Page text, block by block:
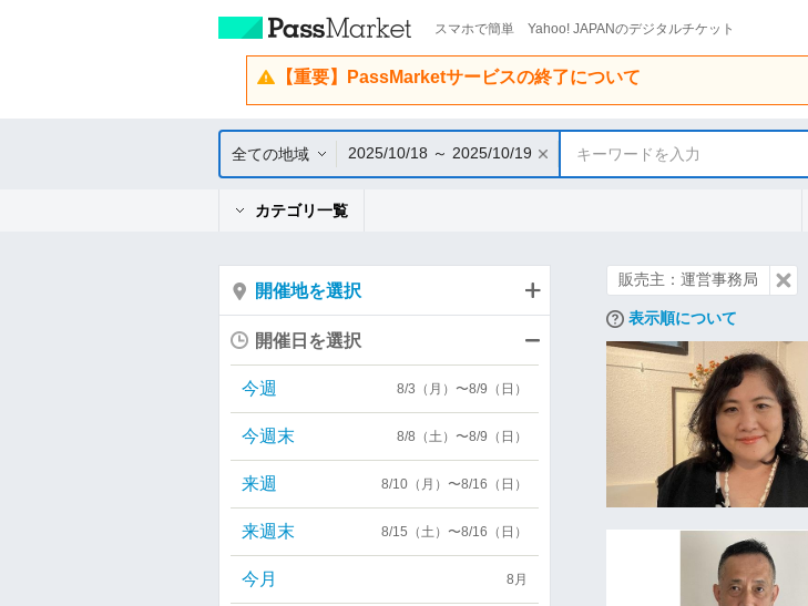
スマホで簡単 Yahoo! JAPANのデジタルチケット
【重要】PassMarketサービスの終了について
全ての地域 2025/10/18 ～ 2025/10/19 キーワードを入力
カテゴリ一覧
販売主：運営事務局
表示順について
開催地を選択
開催日を選択
今週 8/3（月）〜8/9（日）
今週末 8/8（土）〜8/9（日）
来週 8/10（月）〜8/16（日）
来週末 8/15（土）〜8/16（日）
今月 8月